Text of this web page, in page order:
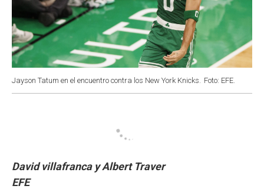
Jayson Tatum en el encuentro contra los New York Knicks. Foto: EFE.
David villafranca y Albert Traver
EFE